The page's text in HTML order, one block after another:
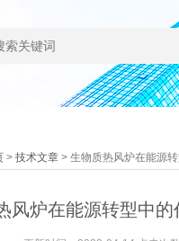
>技术文章 > 生物质热风炉在能源
风炉在能源转型中的